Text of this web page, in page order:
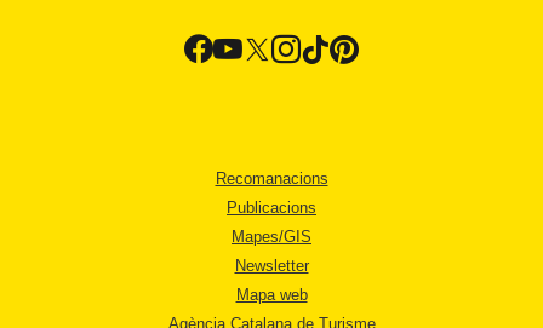
Recomanacions
Publicacions
Mapes/GIS
Newsletter
Mapa web
Agència Catalana de Turisme